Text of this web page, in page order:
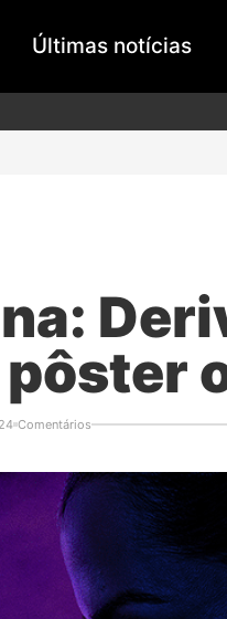
Últimas notícias
pôster
Comentários